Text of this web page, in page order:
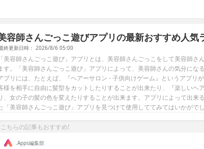
容師さんごっこ遊びアプリの最新おすすめ人気
終更新日時： 2026/8/6 05:00
「美容師さんごっこ遊び」アプリとは、美容師さんごっこをして美容師
す。「美容師さんごっこ遊び」アプリによって、美容師さんの気分にな
プリには、たとえば、『ヘアーサロン - 子供向けゲーム』というアプリ
様を相手に自由に髪型をカットしたりすることが出来たり、『楽しいヘ
、女の子の髪の色を変えたりすることが出来ます。アプリによって出来
「美容師さんごっこ遊び」アプリを見つけて使用しててみてはいかがでし
こちらの記事もおすすめ!
.Apps編集部